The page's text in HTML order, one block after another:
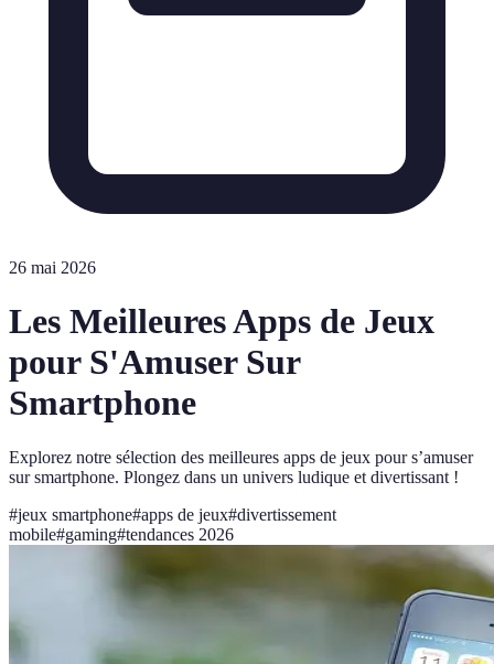
26 mai 2026
Les Meilleures Apps de Jeux
pour S'Amuser Sur
Smartphone
Explorez notre sélection des meilleures apps de jeux pour s’amuser
sur smartphone. Plongez dans un univers ludique et divertissant !
#jeux smartphone#apps de jeux#divertissement
mobile#gaming#tendances 2026